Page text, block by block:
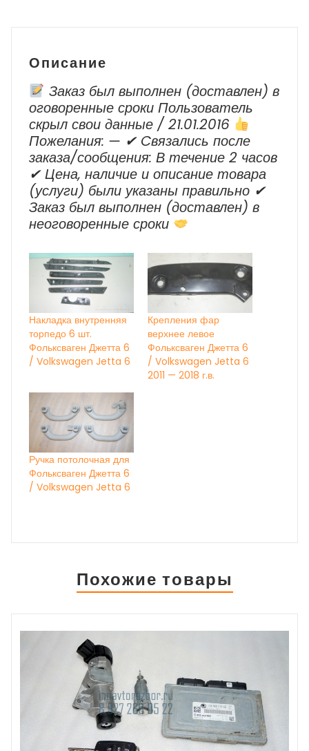
Описание
Заказ был выполнен (доставлен) в
оговоренные сроки Пользователь
скрыл свои данные / 21.01.2016
Пожелания: — ✔ Cвязались после
заказа/сообщения: В течение 2 часов
✔ Цена, наличие и описание товара
(услуги) были указаны правильно ✔
Заказ был выполнен (доставлен) в
неоговоренные сроки
Накладка внутренняя
торпедо 6 шт.
Фольксваген Джетта 6
/ Volkswagen Jetta 6
Крепления фар
верхнее левое
Фольксваген Джетта 6
/ Volkswagen Jetta 6
2011 — 2018 г.в.
Ручка потолочная для
Фольксваген Джетта 6
/ Volkswagen Jetta 6
Похожие товары